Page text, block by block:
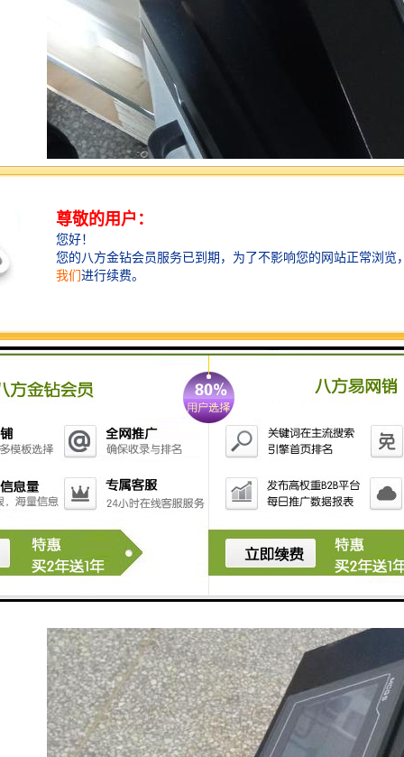
其次，前期工作人员通过走访、调查、航拍等方式标记
好当地的水源分布情况，以便能够全面了解此区域的水
质情况。再安排检测人员到实际区域进行考察，并做出
一份完善的调查报告，挑选出适合的检测区域及检测水
检测取样时所出现的误差。
取样，以确保所取水样具有随机性、代表性，还可防止
水样被人为污染，以保证检测结果的准确性。